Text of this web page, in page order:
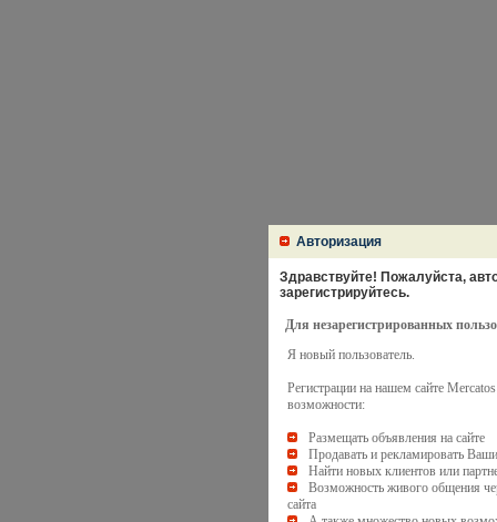
Авторизация
Здравствуйте! Пожалуйста,
зарегистрируйтесь.
Для незарегистрированных
Я новый пользователь.
Регистрации на нашем сайте
возможности:
Размещать объявления на сайте
Продавать и рекламировать
Найти новых клиентов или
Возможность живого общения
сайта